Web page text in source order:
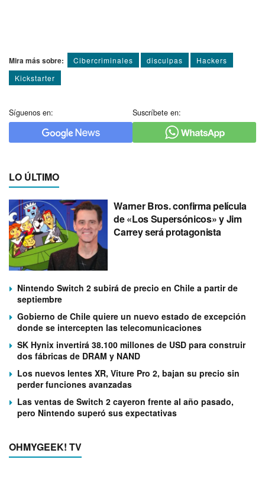
Mira más sobre: Cibercriminales disculpas
Hackers
Kickstarter
Síguenos en: Suscríbete en:
LO ÚLTIMO
Warner Bros. confirma película
de «Los Supersónicos» y Jim
Carrey será protagonista
Nintendo Switch 2 subirá de precio en Chile a partir de
septiembre
Gobierno de Chile quiere un nuevo estado de excepción
donde se intercepten las telecomunicaciones
SK Hynix invertirá 38.100 millones de USD para construir
dos fábricas de DRAM y NAND
Los nuevos lentes XR, Viture Pro 2, bajan su precio sin
perder funciones avanzadas
Las ventas de Switch 2 cayeron frente al año pasado,
pero Nintendo superó sus expectativas
OHMYGEEK! TV